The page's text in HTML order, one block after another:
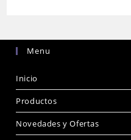
Menu
Inicio
Productos
Novedades y Ofertas